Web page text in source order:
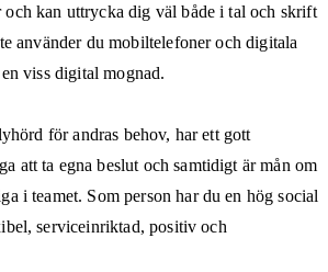
och kan uttrycka dig väl både i tal och skrift
använder du mobiltelefoner och digitala
viss digital mognad.
för andras behov, har ett gott
att ta egna beslut och samtidigt är mån om
i teamet. Som person har du en hög social
serviceinriktad, positiv och